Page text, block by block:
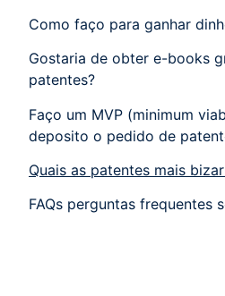
Como faço para ganhar
Gostaria de obter e-books
patentes?
Faço um MVP (minimum
deposito o pedido de
Quais as patentes mais
FAQs perguntas frequentes